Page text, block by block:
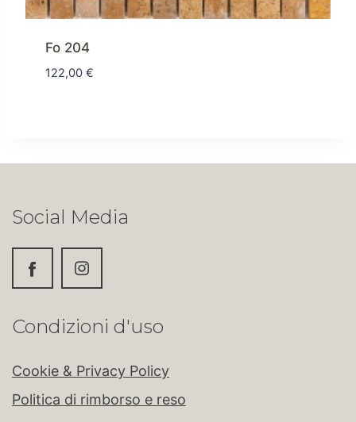
Fo 204
122,00 €
Social Media
Condizioni d'uso
Cookie & Privacy Policy
Politica di rimborso e reso